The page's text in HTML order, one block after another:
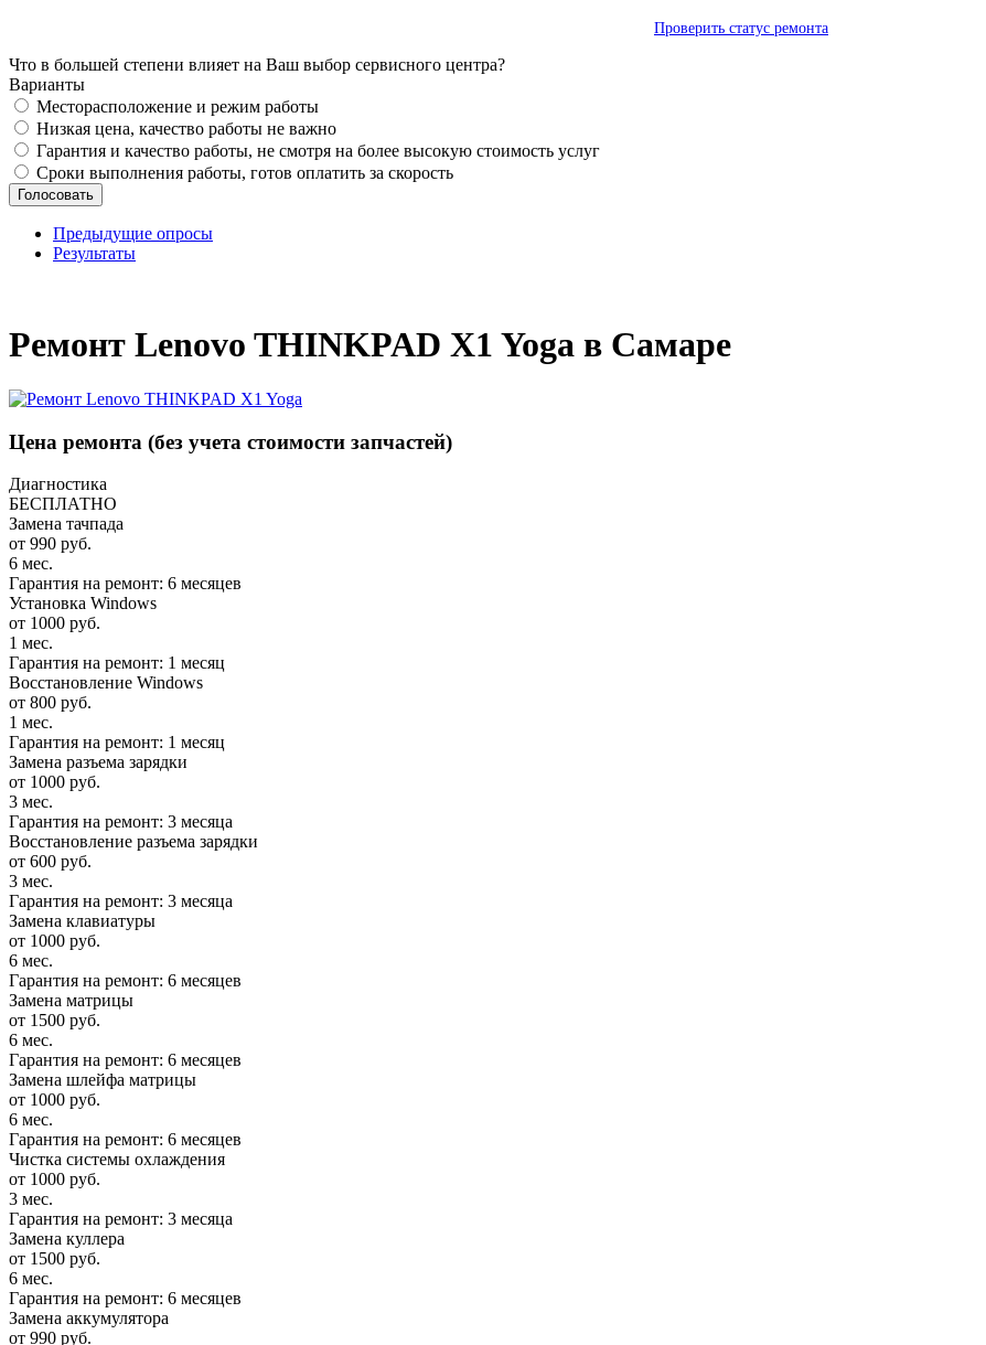
Проверить статус ремонта
Что в большей степени влияет на Ваш выбор сервисного центра?
Варианты
Месторасположение и режим работы
Низкая цена, качество работы не важно
Гарантия и качество работы, не смотря на более высокую стоимость услуг
Сроки выполнения работы, готов оплатить за скорость
Предыдущие опросы
Результаты
Ремонт Lenovo THINKPAD X1 Yoga в Самаре
Цена ремонта (без учета стоимости запчастей)
Диагностика
БЕСПЛАТНО
Замена тачпада
от 990 руб.
6 мес.
Гарантия на ремонт: 6 месяцев
Установка Windows
от 1000 руб.
1 мес.
Гарантия на ремонт: 1 месяц
Восстановление Windows
от 800 руб.
1 мес.
Гарантия на ремонт: 1 месяц
Замена разъема зарядки
от 1000 руб.
3 мес.
Гарантия на ремонт: 3 месяца
Восстановление разъема зарядки
от 600 руб.
3 мес.
Гарантия на ремонт: 3 месяца
Замена клавиатуры
от 1000 руб.
6 мес.
Гарантия на ремонт: 6 месяцев
Замена матрицы
от 1500 руб.
6 мес.
Гарантия на ремонт: 6 месяцев
Замена шлейфа матрицы
от 1000 руб.
6 мес.
Гарантия на ремонт: 6 месяцев
Чистка системы охлаждения
от 1000 руб.
3 мес.
Гарантия на ремонт: 3 месяца
Замена куллера
от 1500 руб.
6 мес.
Гарантия на ремонт: 6 месяцев
Замена аккумулятора
от 990 руб.